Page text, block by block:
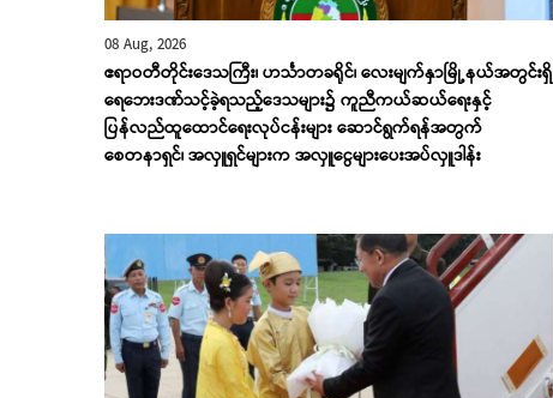
08 Aug, 2026
ဧရာဝတီတိုင်းဒေသကြီး၊ ဟင်္သာတခရိုင်၊ လေးမျက်နှာမြို့နယ်အတွင်းရှိ
ရေဘေးဒဏ်သင့်ခဲ့ရသည့်ဒေသများ၌ ကူညီကယ်ဆယ်ရေးနှင့်
ပြန်လည်ထူထောင်ရေးလုပ်ငန်းများ ဆောင်ရွက်ရန်အတွက်
စေတနာရှင်၊ အလှူရှင်များက အလှူငွေများပေးအပ်လှူဒါန်း